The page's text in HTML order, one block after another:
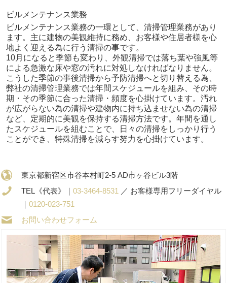
ビルメンテナンス業務
ビルメンテナンス業務の一環として、清掃管理業務があり
ます。主に建物の美観維持に務め、お客様や住居者様を心
地よく迎える為に行う清掃の事です。
10月になると季節も変わり、外観清掃では落ち葉や強風等
による急激な床や窓の汚れに対処しなければなりません。
こうした季節の事後清掃から予防清掃へと切り替える為、
弊社の清掃管理業務では年間スケジュールを組み、その時
期・その季節に合った清掃・頻度を心掛けています。汚れ
が広がらない為の清掃や建物内に持ち込ませない為の清掃
など、定期的に美観を保持する清掃方法です。年間を通し
たスケジュールを組むことで、日々の清掃をしっかり行う
ことができ、特殊清掃を減らす努力を心掛けています。
東京都新宿区市谷本村町2-5 AD市ヶ谷ビル3階
TEL《代表》｜ 03-3464-8531 ／ お客様専用フリーダイヤル
｜ 0120-023-751
お問い合わせフォーム